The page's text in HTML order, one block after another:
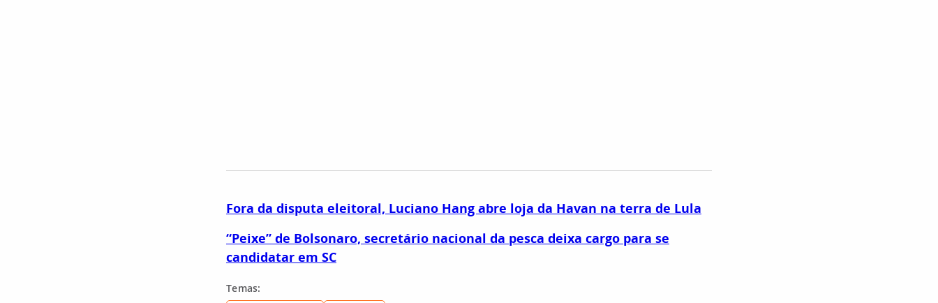
Fora da disputa eleitoral, Luciano Hang abre loja da Havan na terra de Lula
“Peixe” de Bolsonaro, secretário nacional da pesca deixa cargo para se
candidatar em SC
Temas: